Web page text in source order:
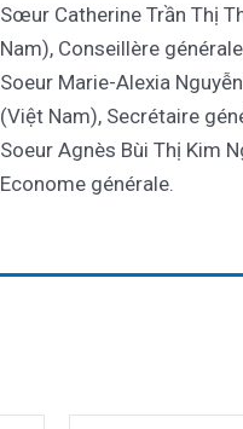
Sœur Catherine Trần Thị
Nam), Conseillère
Soeur Marie-Alexia
(Việt Nam), Secrétaire
Soeur Agnès Bùi Thị Kim
Econome générale.